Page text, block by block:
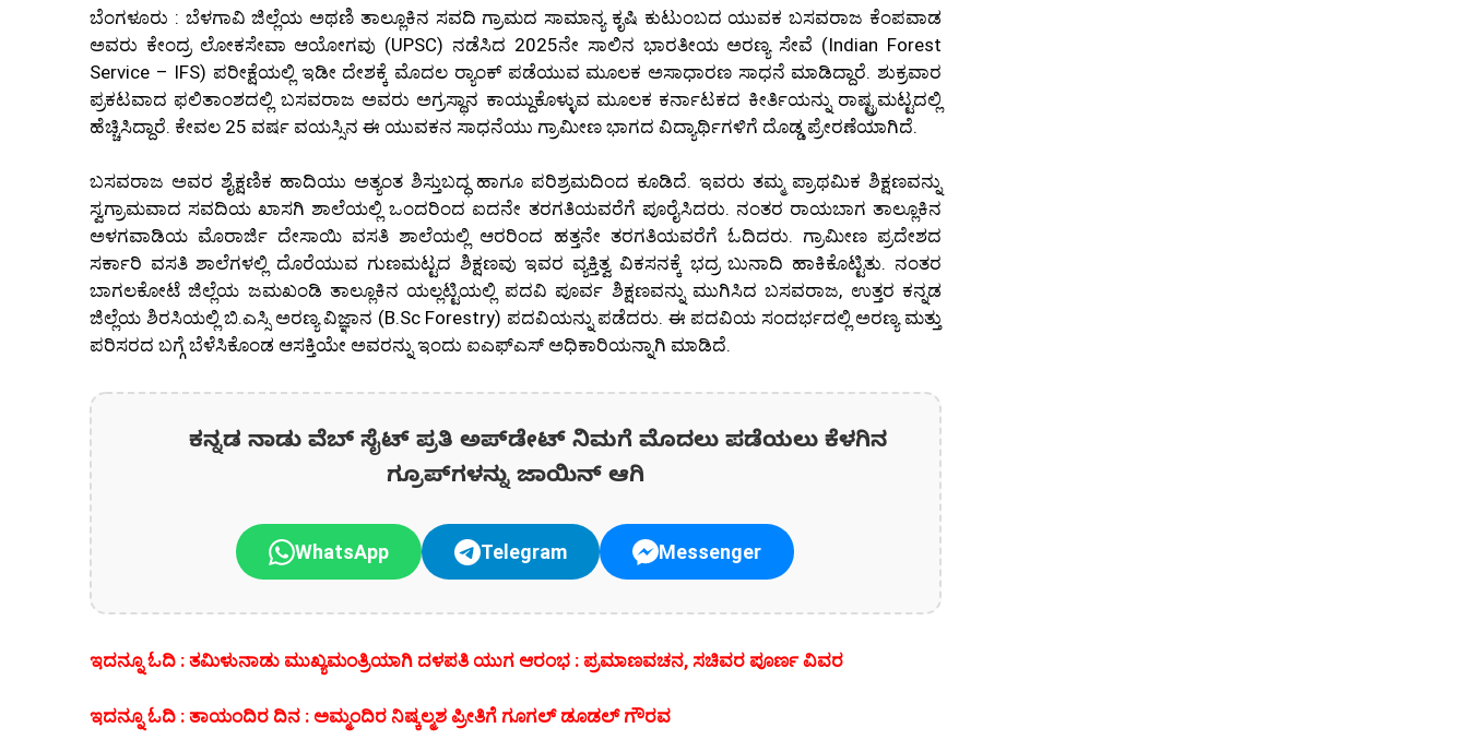
ಬೆಂಗಳೂರು : ಬೆಳಗಾವಿ ಜಿಲ್ಲೆಯ ಅಥಣಿ ತಾಲ್ಲೂಕಿನ ಸವದಿ ಗ್ರಾಮದ ಸಾಮಾನ್ಯ ಕೃಷಿ ಕುಟುಂಬದ ಯುವಕ ಬಸವರಾಜ ಕೆಂಪವಾಡ
ಅವರು ಕೇಂದ್ರ ಲೋಕಸೇವಾ ಆಯೋಗವು (UPSC) ನಡೆಸಿದ 2025ನೇ ಸಾಲಿನ ಭಾರತೀಯ ಅರಣ್ಯ ಸೇವೆ (Indian Forest
Service – IFS) ಪರೀಕ್ಷೆಯಲ್ಲಿ ಇಡೀ ದೇಶಕ್ಕೆ ಮೊದಲ ರ್‍ಯಾಂಕ್ ಪಡೆಯುವ ಮೂಲಕ ಅಸಾಧಾರಣ ಸಾಧನೆ ಮಾಡಿದ್ದಾರೆ. ಶುಕ್ರವಾರ
ಪ್ರಕಟವಾದ ಫಲಿತಾಂಶದಲ್ಲಿ ಬಸವರಾಜ ಅವರು ಅಗ್ರಸ್ಥಾನ ಕಾಯ್ದುಕೊಳ್ಳುವ ಮೂಲಕ ಕರ್ನಾಟಕದ ಕೀರ್ತಿಯನ್ನು ರಾಷ್ಟ್ರಮಟ್ಟದಲ್ಲಿ
ಹೆಚ್ಚಿಸಿದ್ದಾರೆ. ಕೇವಲ 25 ವರ್ಷ ವಯಸ್ಸಿನ ಈ ಯುವಕನ ಸಾಧನೆಯು ಗ್ರಾಮೀಣ ಭಾಗದ ವಿದ್ಯಾರ್ಥಿಗಳಿಗೆ ದೊಡ್ಡ ಪ್ರೇರಣೆಯಾಗಿದೆ.
ಬಸವರಾಜ ಅವರ ಶೈಕ್ಷಣಿಕ ಹಾದಿಯು ಅತ್ಯಂತ ಶಿಸ್ತುಬದ್ಧ ಹಾಗೂ ಪರಿಶ್ರಮದಿಂದ ಕೂಡಿದೆ. ಇವರು ತಮ್ಮ ಪ್ರಾಥಮಿಕ ಶಿಕ್ಷಣವನ್ನು
ಸ್ವಗ್ರಾಮವಾದ ಸವದಿಯ ಖಾಸಗಿ ಶಾಲೆಯಲ್ಲಿ ಒಂದರಿಂದ ಐದನೇ ತರಗತಿಯವರೆಗೆ ಪೂರೈಸಿದರು. ನಂತರ ರಾಯಬಾಗ ತಾಲ್ಲೂಕಿನ
ಅಳಗವಾಡಿಯ ಮೊರಾರ್ಜಿ ದೇಸಾಯಿ ವಸತಿ ಶಾಲೆಯಲ್ಲಿ ಆರರಿಂದ ಹತ್ತನೇ ತರಗತಿಯವರೆಗೆ ಓದಿದರು. ಗ್ರಾಮೀಣ ಪ್ರದೇಶದ
ಸರ್ಕಾರಿ ವಸತಿ ಶಾಲೆಗಳಲ್ಲಿ ದೊರೆಯುವ ಗುಣಮಟ್ಟದ ಶಿಕ್ಷಣವು ಇವರ ವ್ಯಕ್ತಿತ್ವ ವಿಕಸನಕ್ಕೆ ಭದ್ರ ಬುನಾದಿ ಹಾಕಿಕೊಟ್ಟಿತು. ನಂತರ
ಬಾಗಲಕೋಟೆ ಜಿಲ್ಲೆಯ ಜಮಖಂಡಿ ತಾಲ್ಲೂಕಿನ ಯಲ್ಲಟ್ಟಿಯಲ್ಲಿ ಪದವಿ ಪೂರ್ವ ಶಿಕ್ಷಣವನ್ನು ಮುಗಿಸಿದ ಬಸವರಾಜ, ಉತ್ತರ ಕನ್ನಡ
ಜಿಲ್ಲೆಯ ಶಿರಸಿಯಲ್ಲಿ ಬಿ.ಎಸ್ಸಿ ಅರಣ್ಯ ವಿಜ್ಞಾನ (B.Sc Forestry) ಪದವಿಯನ್ನು ಪಡೆದರು. ಈ ಪದವಿಯ ಸಂದರ್ಭದಲ್ಲಿ ಅರಣ್ಯ ಮತ್ತು
ಪರಿಸರದ ಬಗ್ಗೆ ಬೆಳೆಸಿಕೊಂಡ ಆಸಕ್ತಿಯೇ ಅವರನ್ನು ಇಂದು ಐಎಫ್‌ಎಸ್‌ ಅಧಿಕಾರಿಯನ್ನಾಗಿ ಮಾಡಿದೆ.
ಕನ್ನಡ ನಾಡು ವೆಬ್ ಸೈಟ್ ಪ್ರತಿ ಅಪ್‌ಡೇಟ್‌ ನಿಮಗೆ ಮೊದಲು ಪಡೆಯಲು ಕೆಳಗಿನ
ಗ್ರೂಪ್‌ಗಳನ್ನು ಜಾಯಿನ್ ಆಗಿ
WhatsApp Telegram Messenger
ಇದನ್ನೂ ಓದಿ : ತಮಿಳುನಾಡು ಮುಖ್ಯಮಂತ್ರಿಯಾಗಿ ದಳಪತಿ ಯುಗ ಆರಂಭ : ಪ್ರಮಾಣವಚನ, ಸಚಿವರ ಪೂರ್ಣ ವಿವರ
ಇದನ್ನೂ ಓದಿ : ತಾಯಂದಿರ ದಿನ : ಅಮ್ಮಂದಿರ ನಿಷ್ಕಲ್ಮಶ ಪ್ರೀತಿಗೆ ಗೂಗಲ್ ಡೂಡಲ್ ಗೌರವ